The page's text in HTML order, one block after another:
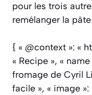
pour les trois
remélanger la
{ « @context »: «
« Recipe », «
fromage de Cyril
facile », « image »: